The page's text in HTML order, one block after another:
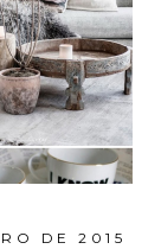
DE 2015